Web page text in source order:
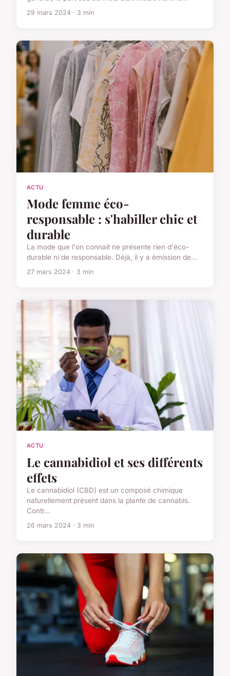
29 mars 2024 · 3 min
ACTU
Mode femme éco-
responsable : s'habiller chic et
durable
La mode que l'on connait ne présente rien d'éco-
durable ni de responsable. Déjà, il y a émission de...
27 mars 2024 · 3 min
ACTU
Le cannabidiol et ses différents
effets
Le cannabidiol (CBD) est un composé chimique
naturellement présent dans la plante de cannabis.
Contr...
26 mars 2024 · 3 min